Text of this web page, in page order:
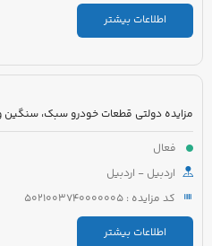
اطلاعات بیشتر
فعال
اردبیل - اردبیل
کد مزایده : 5021003740000005
اطلاعات بیشتر